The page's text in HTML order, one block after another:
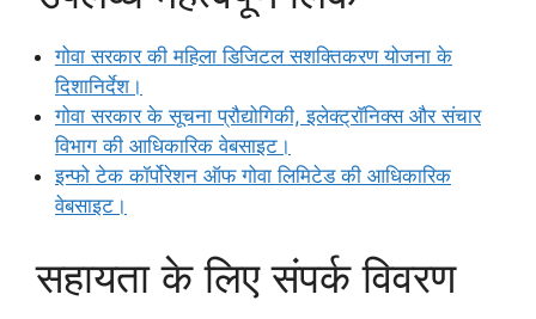
गोवा सरकार की महिला डिजिटल सशक्तिकरण योजना के
दिशानिर्देश।
गोवा सरकार के सूचना प्रौद्योगिकी, इलेक्ट्रॉनिक्स और संचार
विभाग की आधिकारिक वेबसाइट।
इन्फो टेक कॉर्पोरेशन ऑफ गोवा लिमिटेड की आधिकारिक
वेबसाइट।
सहायता के लिए संपर्क विवरण